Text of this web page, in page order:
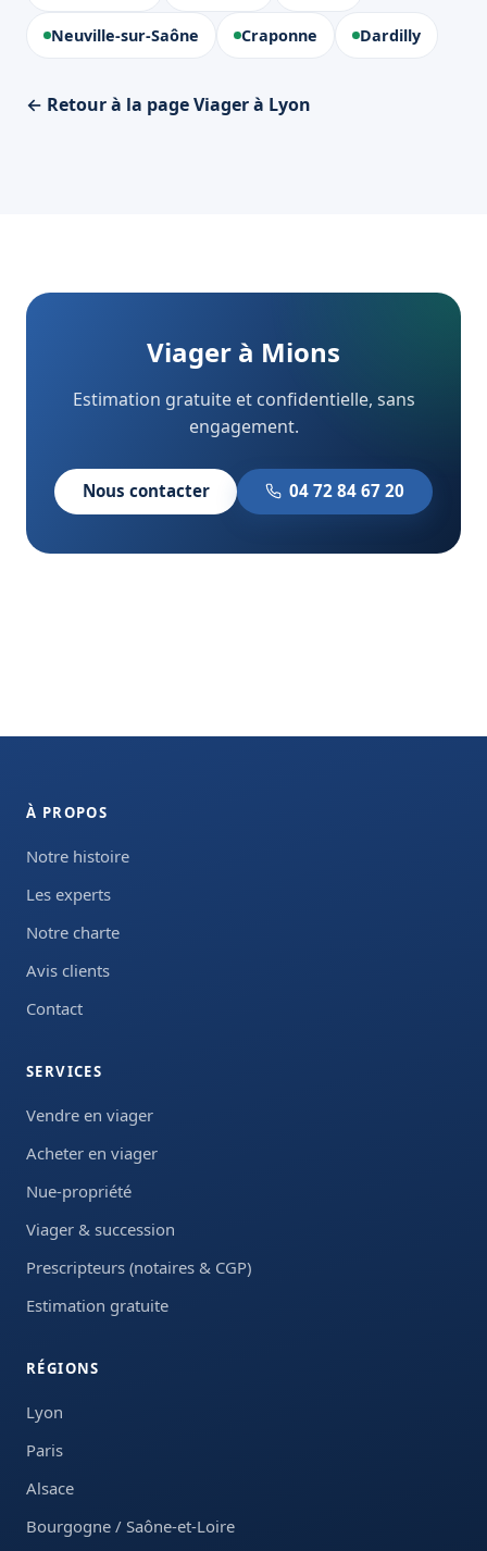
Neuville-sur-Saône Craponne Dardilly
← Retour à la page Viager à Lyon
Viager à Mions
Estimation gratuite et confidentielle, sans
engagement.
Nous contacter 04 72 84 67 20
À PROPOS
Notre histoire
Les experts
Notre charte
Avis clients
Contact
SERVICES
Vendre en viager
Acheter en viager
Nue-propriété
Viager & succession
Prescripteurs (notaires & CGP)
Estimation gratuite
RÉGIONS
Lyon
Paris
Alsace
Bourgogne / Saône-et-Loire